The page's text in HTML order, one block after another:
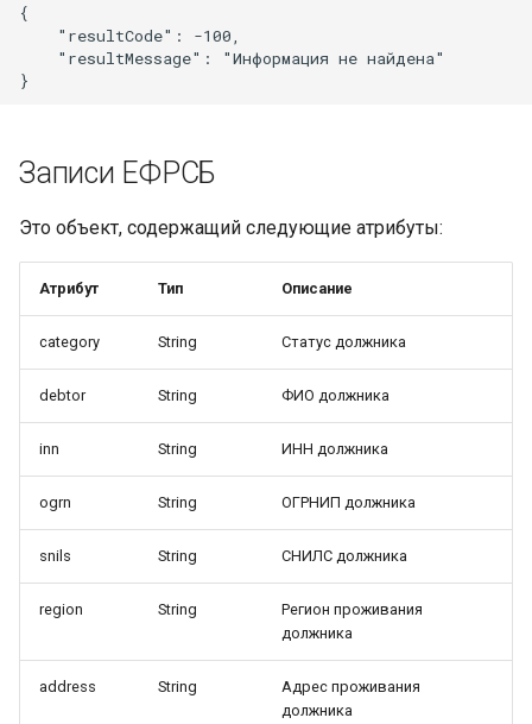
{
    "resultCode": -100,
    "resultMessage": "Информация не найдена"
Записи ЕФРСБ
Это объект, содержащий следующие атрибуты:
Атрибут Тип Описание
category String Статус должника
debtor String ФИО должника
inn String ИНН должника
ogrn String ОГРНИП должника
snils String СНИЛС должника
region String
Регион проживания
должника
address String
Адрес проживания
должника